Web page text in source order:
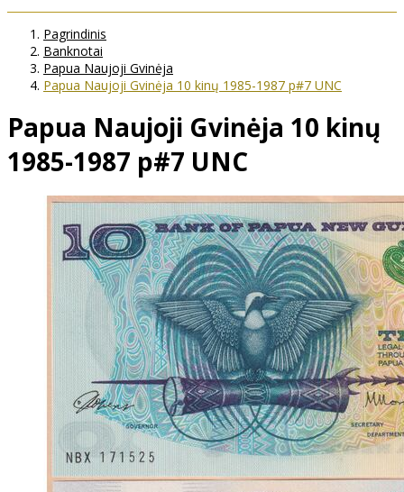
Pagrindinis
Banknotai
Papua Naujoji Gvinėja
Papua Naujoji Gvinėja 10 kinų 1985-1987 p#7 UNC
Papua Naujoji Gvinėja 10 kinų
1985-1987 p#7 UNC